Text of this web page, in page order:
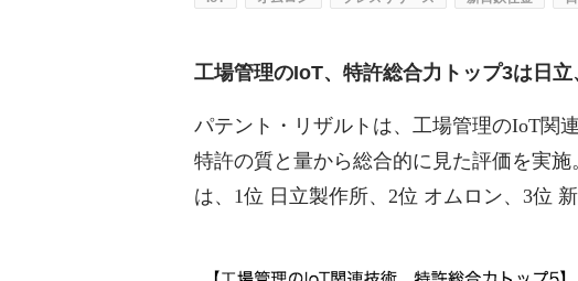
工場管理のIoT、特許総合力トップ3は日
パテント・リザルトは、工場管理のIoT関
特許の質と量から総合的に見た評価を実
は、1位 日立製作所、2位 オムロン、3位